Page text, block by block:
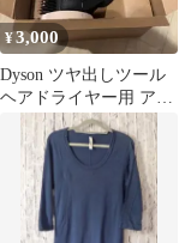
¥3,000
Dyson ツヤ出しツール
ヘアドライヤー用 アタ
ッチメント